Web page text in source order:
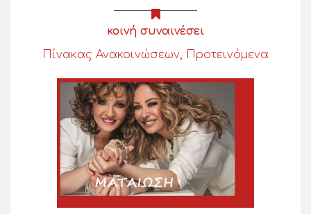
κοινή συναινέσει
Πίνακας Ανακοινώσεων
Προτεινόμενα